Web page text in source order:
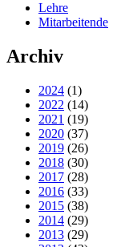
Lehre
Mitarbeitende
Archiv
2024 (1)
2022 (14)
2021 (19)
2020 (37)
2019 (26)
2018 (30)
2017 (28)
2016 (33)
2015 (38)
2014 (29)
2013 (29)